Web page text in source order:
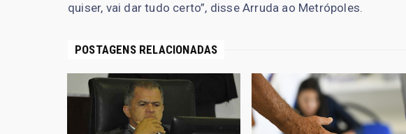
quiser, vai dar tudo certo”, disse Arruda ao Metrópoles.
POSTAGENS RELACIONADAS